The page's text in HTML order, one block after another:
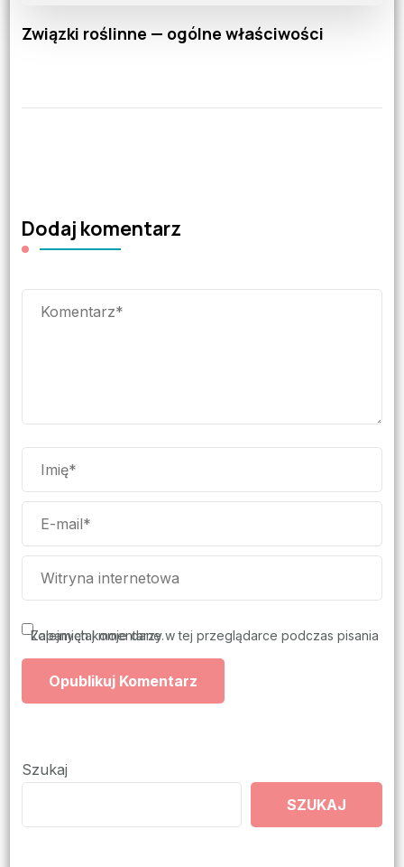
Związki roślinne — ogólne właściwości
Dodaj komentarz
Zapamiętaj moje dane w tej przeglądarce podczas pisania kolejnych komentarzy.
Szukaj
SZUKAJ